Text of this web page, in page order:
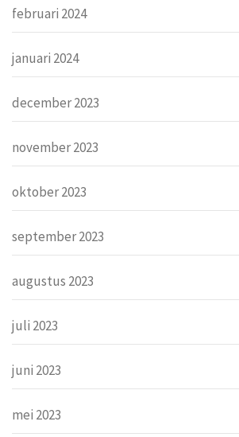
februari 2024
januari 2024
december 2023
november 2023
oktober 2023
september 2023
augustus 2023
juli 2023
juni 2023
mei 2023